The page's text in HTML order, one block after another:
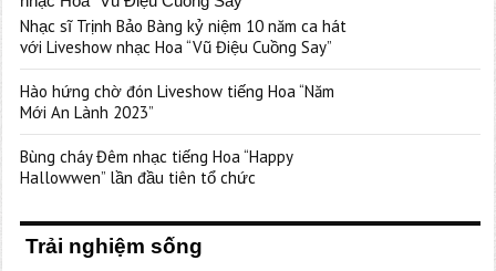
Nhạc sĩ Trịnh Bảo Bàng kỷ niệm 10 năm ca hát
với Liveshow nhạc Hoa “Vũ Điệu Cuồng Say”
Hào hứng chờ đón Liveshow tiếng Hoa “Năm
Mới An Lành 2023”
Bùng cháy Đêm nhạc tiếng Hoa “Happy
Hallowwen” lần đầu tiên tổ chức
Trải nghiệm sống